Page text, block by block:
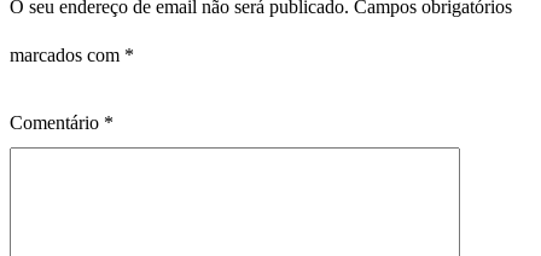
O seu endereço de email não será publicado. Campos obrigatórios
marcados com *
Comentário *